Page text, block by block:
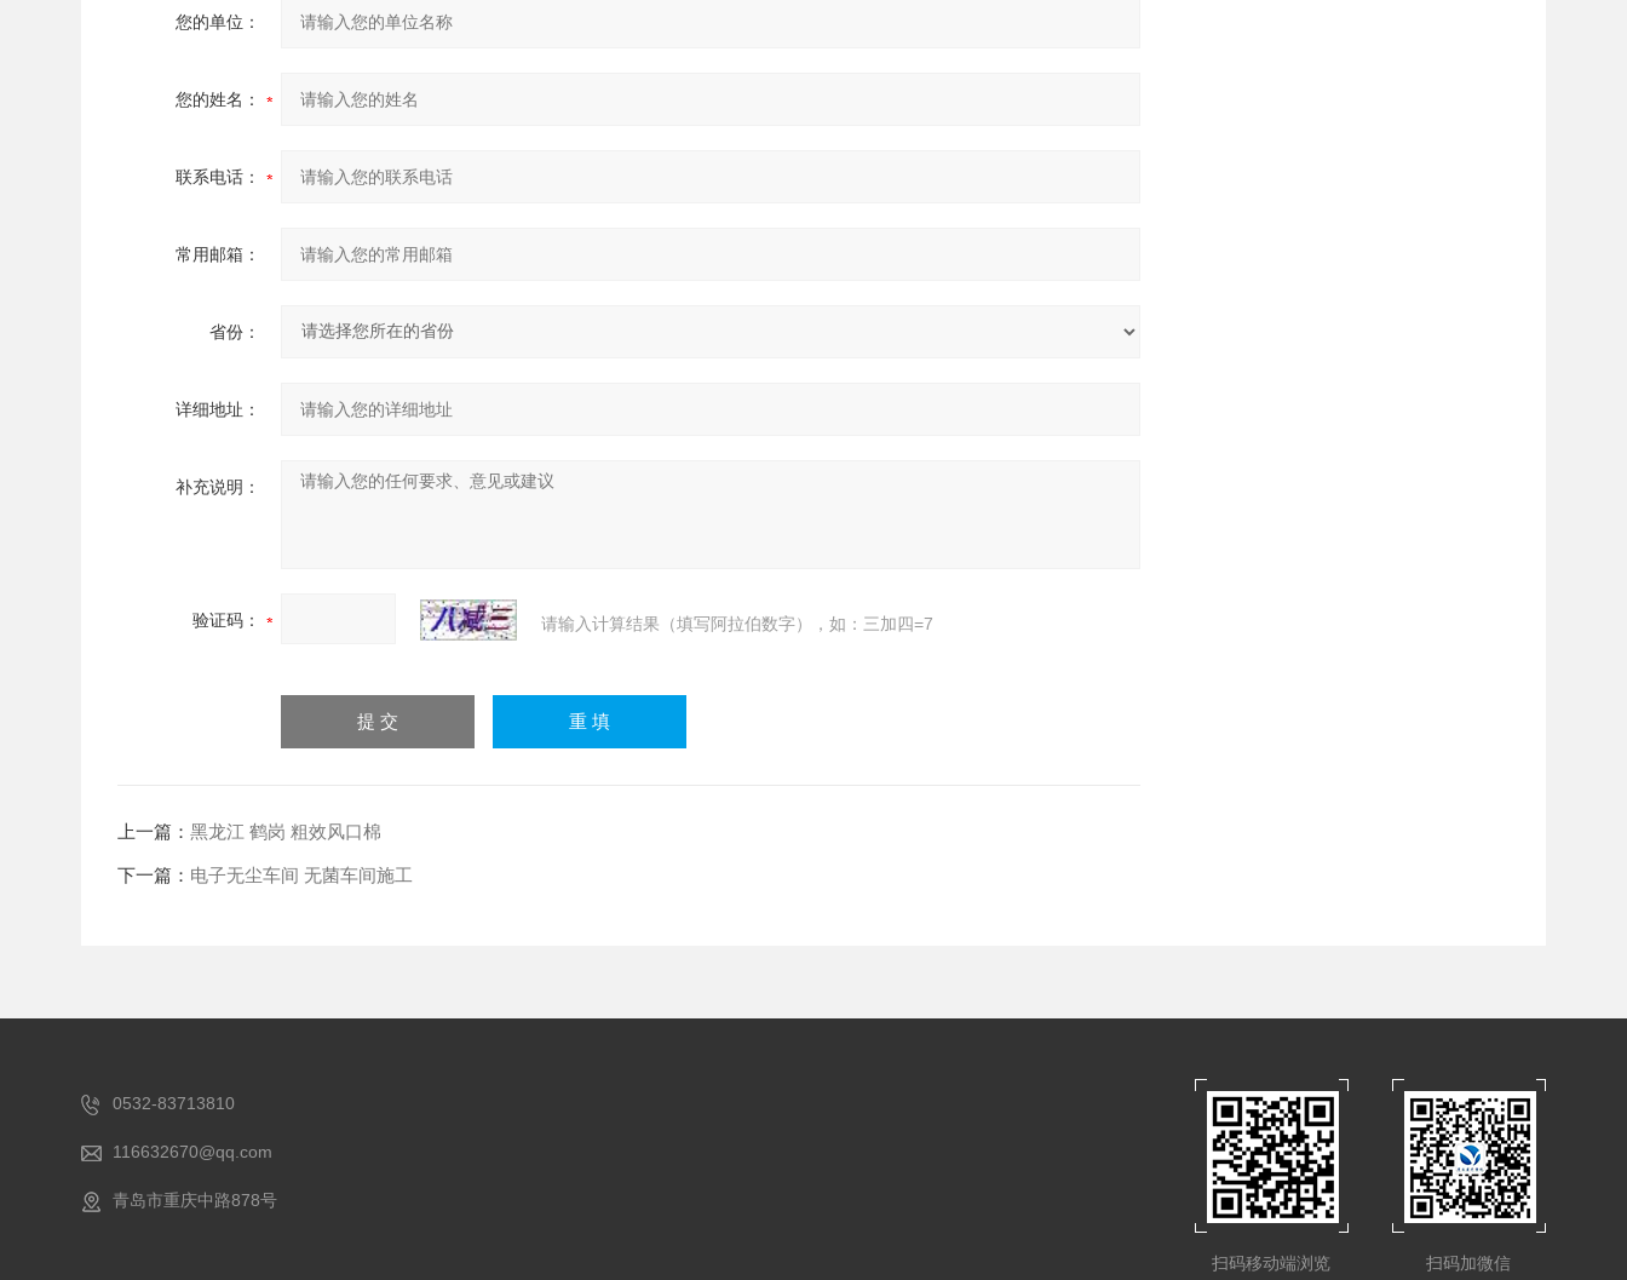
您的单位：
您的姓名：
联系电话：
常用邮箱：
省份：
详细地址：
补充说明：
验证码： 请输入计算结果（填写阿拉伯数字），如：三加四=7
上一篇：黑龙江 鹤岗 粗效风口棉
下一篇： 电子无尘车间 无菌车间施工
0532-83713810
116632670@qq.com
青岛市重庆中路878号
扫码加微信
扫码移动端浏览